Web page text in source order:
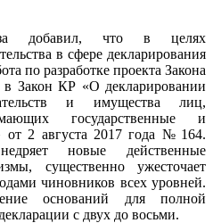
добавил, что в целях
в сфере декларирования
по разработке проекта Закона
Закон КР «О декларировании
и имущества лиц,
государственные и
от 2 августа 2017 года № 164.
новые действенные
существенно ужесточает
чиновников всех уровней.
оснований для полной
с двух до восьми.